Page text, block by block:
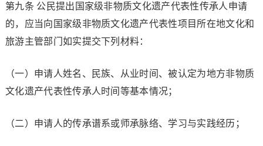
第九条 公民提出国家级非物质文化遗产代表性传承人申请
的，应当向国家级非物质文化遗产代表性项目所在地文化和
旅游主管部门如实提交下列材料：
（一）申请人姓名、民族、从业时间、被认定为地方非物质
文化遗产代表性传承人时间等基本情况；
（二）申请人的传承谱系或师承脉络、学习与实践经历；